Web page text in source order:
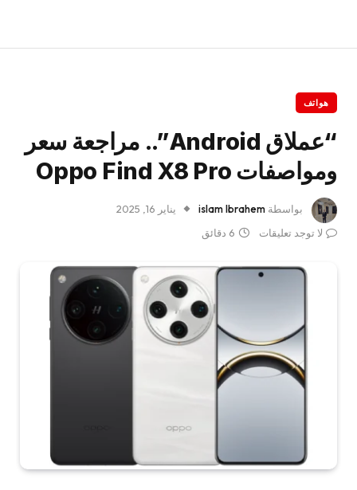
هواتف
“عملاق Android”.. مراجعة سعر
ومواصفات Oppo Find X8 Pro
بواسطة islam Ibrahem
يناير 16, 2025
لا توجد تعليقات
6 دقائق